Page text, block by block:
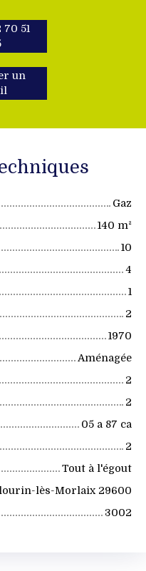
70 51
un
Gaz
140 m²
10
4
1
2
1970
Aménagée
2
2
05 a 87 ca
2
Tout à l'égout
lès-Morlaix 29600
3002